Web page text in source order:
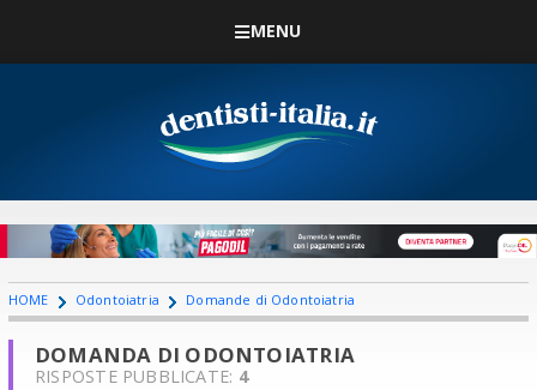
MENU
HOME Odontoiatria Domande di Odontoiatria
DOMANDA DI ODONTOIATRIA
RISPOSTE PUBBLICATE: 4